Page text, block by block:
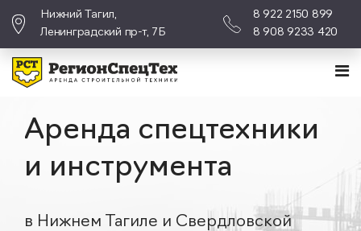
Нижний Тагил,
Ленинградский пр-т, 7Б
8 922 2150 899
8 908 9233 420
Аренда спецтехники
и инструмента
в Нижнем Тагиле и Свердловской